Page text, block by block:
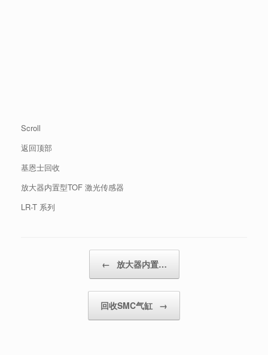
Scroll
返回顶部
基恩士回收
放大器内置型TOF 激光传感器
LR-T 系列
← 放大器内置…
回收SMC气缸 →